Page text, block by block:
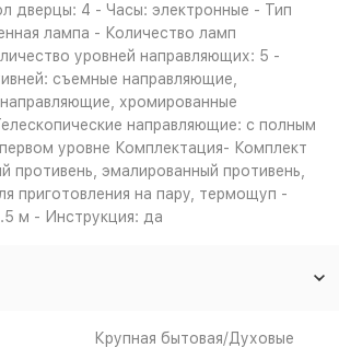
дверцы: 4 - Часы: электронные - Тип
лампа - Количество ламп
уровней направляющих: 5 -
съемные направляющие,
хромированные
направляющие: с полным
уровне Комплектация- Комплект
противень, эмалированный противень,
приготовления на пару, термощуп -
м - Инструкция: да
Крупная бытовая/Духовые